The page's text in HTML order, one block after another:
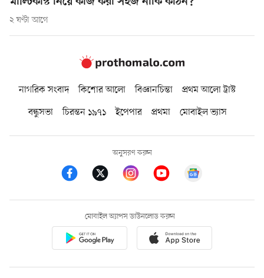
২ ঘণ্টা আগে
নাগরিক সংবাদ কিশোর আলো বিজ্ঞানচিন্তা
প্রথম আলো ট্রাস্ট
বন্ধুসভা
চিরন্তন ১৯৭১ ইপেপার প্রথমা মোবাইল ভ্যাস
অনুসরণ করুন
মোবাইল অ্যাপস ডাউনলোড করুন